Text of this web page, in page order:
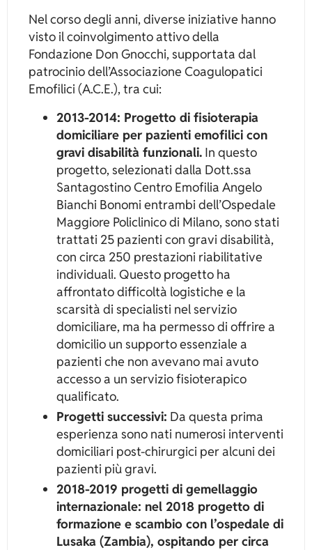
Nel corso degli anni, diverse iniziative hanno
visto il coinvolgimento attivo della
Fondazione Don Gnocchi, supportata dal
patrocinio dell’Associazione Coagulopatici
Emofilici (A.C.E.), tra cui:
2013-2014: Progetto di fisioterapia
domiciliare per pazienti emofilici con
gravi disabilità funzionali. In questo
progetto, selezionati dalla Dott.ssa
Santagostino Centro Emofilia Angelo
Bianchi Bonomi entrambi dell’Ospedale
Maggiore Policlinico di Milano, sono stati
trattati 25 pazienti con gravi disabilità,
con circa 250 prestazioni riabilitative
individuali. Questo progetto ha
affrontato difficoltà logistiche e la
scarsità di specialisti nel servizio
domiciliare, ma ha permesso di offrire a
domicilio un supporto essenziale a
pazienti che non avevano mai avuto
accesso a un servizio fisioterapico
qualificato.
Progetti successivi: Da questa prima
esperienza sono nati numerosi interventi
domiciliari post-chirurgici per alcuni dei
pazienti più gravi.
2018-2019 progetti di gemellaggio
internazionale: nel 2018 progetto di
formazione e scambio con l’ospedale di
Lusaka (Zambia), ospitando per circa